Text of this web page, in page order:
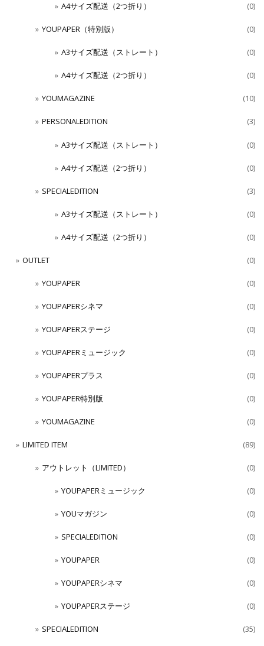
A4サイズ配送（2つ折り） (0)
YOUPAPER（特別版） (0)
A3サイズ配送（ストレート） (0)
A4サイズ配送（2つ折り） (0)
YOUMAGAZINE (10)
PERSONALEDITION (3)
A3サイズ配送（ストレート） (0)
A4サイズ配送（2つ折り） (0)
SPECIALEDITION (3)
A3サイズ配送（ストレート） (0)
A4サイズ配送（2つ折り） (0)
OUTLET (0)
YOUPAPER (0)
YOUPAPERシネマ (0)
YOUPAPERステージ (0)
YOUPAPERミュージック (0)
YOUPAPERプラス (0)
YOUPAPER特別版 (0)
YOUMAGAZINE (0)
LIMITED ITEM (89)
アウトレット（LIMITED） (0)
YOUPAPERミュージック (0)
YOUマガジン (0)
SPECIALEDITION (0)
YOUPAPER (0)
YOUPAPERシネマ (0)
YOUPAPERステージ (0)
SPECIALEDITION (35)